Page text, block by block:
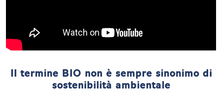
Il termine BIO non è sempre sinonimo di
sostenibilità ambientale